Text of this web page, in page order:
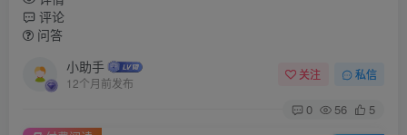
评论
问答
小助手
12个月前发布
关注 私信
0 56
5